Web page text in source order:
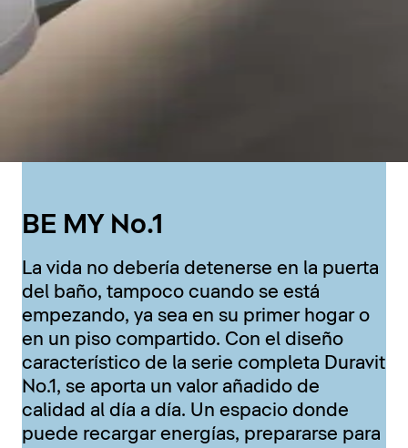
BE MY No.1
La vida no debería detenerse en la puerta
del baño, tampoco cuando se está
empezando, ya sea en su primer hogar o
en un piso compartido. Con el diseño
característico de la serie completa Duravit
No.1, se aporta un valor añadido de
calidad al día a día. Un espacio donde
puede recargar energías, prepararse para